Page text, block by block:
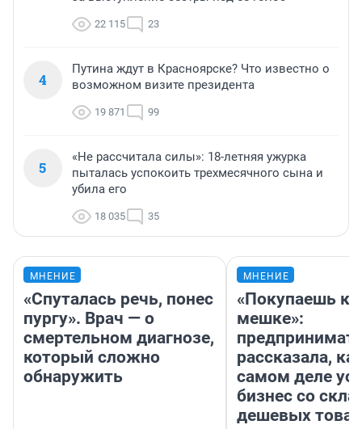
22 115 23
4
Путина ждут в Красноярске? Что известно о
возможном визите президента
19 871 99
5
«Не рассчитала силы»: 18-летняя ужурка
пыталась успокоить трехмесячного сына и
убила его
18 035 35
МНЕНИЕ
«Спуталась речь, понес
пургу». Врач — о
смертельном диагнозе,
который сложно
обнаружить
МНЕНИЕ
«Покупаешь
мешке»:
рассказала,
самом деле
бизнес со
дешевых